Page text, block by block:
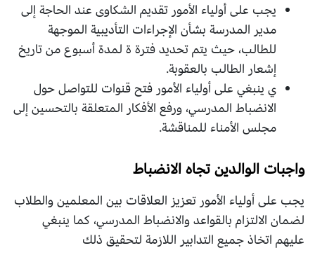
يجب على أولياء الأمور تقديم الشكاوى عند الحاجة إلى
مدير المدرسة بشأن الإجراءات التأديبية الموجهة
للطالب، حيث يتم تحديد فترة ة لمدة أسبوع من تاريخ
إشعار الطالب بالعقوبة.
ي ينبغي على أولياء الأمور فتح قنوات للتواصل حول
الانضباط المدرسي، ورفع الأفكار المتعلقة بالتحسين إلى
مجلس الأمناء للمناقشة.
واجبات الوالدين تجاه الانضباط
يجب على أولياء الأمور تعزيز العلاقات بين المعلمين والطلاب
لضمان الالتزام بالقواعد والانضباط المدرسي، كما ينبغي
عليهم اتخاذ جميع التدابير اللازمة لتحقيق ذلك